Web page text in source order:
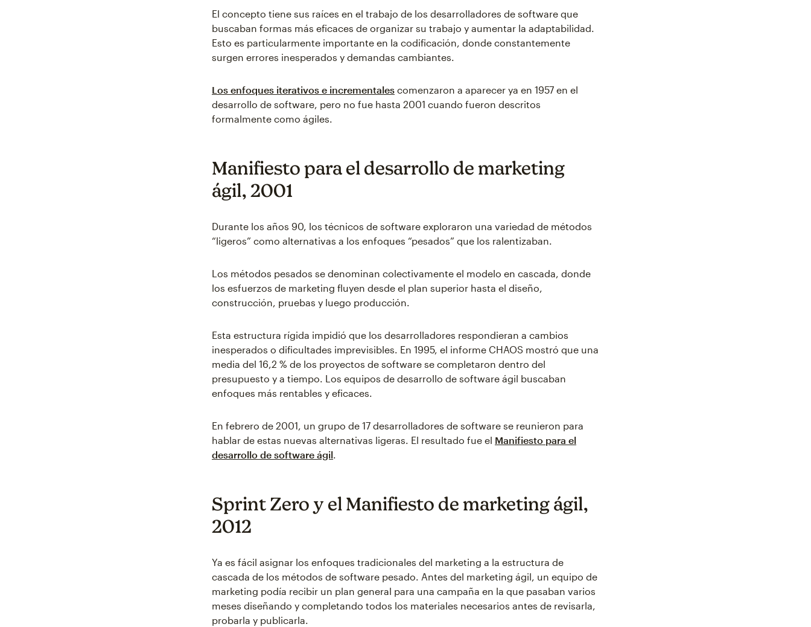
El concepto tiene sus raíces en el trabajo de los desarrolladores de software que
buscaban formas más eficaces de organizar su trabajo y aumentar la adaptabilidad.
Esto es particularmente importante en la codificación, donde constantemente
surgen errores inesperados y demandas cambiantes.
Los enfoques iterativos e incrementales comenzaron a aparecer ya en 1957 en el
desarrollo de software, pero no fue hasta 2001 cuando fueron descritos
formalmente como ágiles.
Manifiesto para el desarrollo de marketing
ágil, 2001
Durante los años 90, los técnicos de software exploraron una variedad de métodos
“ligeros” como alternativas a los enfoques “pesados” que los ralentizaban.
Los métodos pesados se denominan colectivamente el modelo en cascada, donde
los esfuerzos de marketing fluyen desde el plan superior hasta el diseño,
construcción, pruebas y luego producción.
Esta estructura rígida impidió que los desarrolladores respondieran a cambios
inesperados o dificultades imprevisibles. En 1995, el informe CHAOS mostró que una
media del 16,2 % de los proyectos de software se completaron dentro del
presupuesto y a tiempo. Los equipos de desarrollo de software ágil buscaban
enfoques más rentables y eficaces.
En febrero de 2001, un grupo de 17 desarrolladores de software se reunieron para
hablar de estas nuevas alternativas ligeras. El resultado fue el Manifiesto para el
desarrollo de software ágil.
Sprint Zero y el Manifiesto de marketing ágil,
2012
Ya es fácil asignar los enfoques tradicionales del marketing a la estructura de
cascada de los métodos de software pesado. Antes del marketing ágil, un equipo de
marketing podía recibir un plan general para una campaña en la que pasaban varios
meses diseñando y completando todos los materiales necesarios antes de revisarla,
probarla y publicarla.